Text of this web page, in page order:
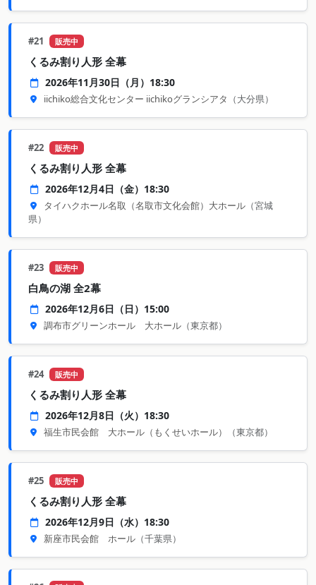
#21 販売中
くるみ割り人形 全幕
2026年11月30日（月）18:30
iichiko総合文化センター iichikoグランシアタ （大分県）
#22 販売中
くるみ割り人形 全幕
2026年12月4日（金）18:30
タイハクホール名取（名取市文化会館）大ホール （宮城
県）
#23 販売中
白鳥の湖 全2幕
2026年12月6日（日）15:00
調布市グリーンホール 大ホール （東京都）
#24 販売中
くるみ割り人形 全幕
2026年12月8日（火）18:30
福生市民会館 大ホール（もくせいホール） （東京都）
#25 販売中
くるみ割り人形 全幕
2026年12月9日（水）18:30
新座市民会館 ホール （千葉県）